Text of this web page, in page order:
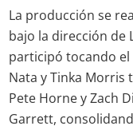
La producción se
bajo la dirección de
participó tocando el
Nata y Tinka
Pete Horne y Zach
Garrett,